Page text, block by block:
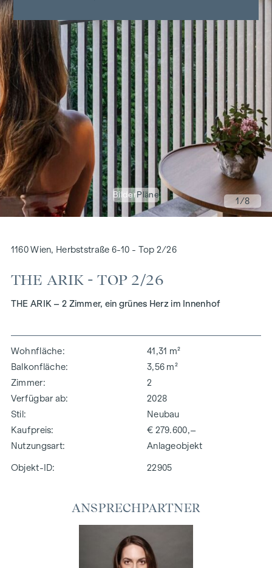
BilderPläne
1/8
1160 Wien, Herbststraße 6-10 - Top 2/26
THE ARIK - TOP 2/26
THE ARIK – 2 Zimmer, ein grünes Herz im Innenhof
Wohnfläche
41,31 m²
Balkonfläche
3,56 m²
Zimmer
2
Verfügbar ab
2028
Stil
Neubau
Kaufpreis
€ 279.600,–
Nutzungsart
Anlageobjekt
Objekt-ID: 22905
ANSPRECHPARTNER